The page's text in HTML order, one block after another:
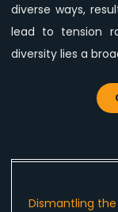
diverse ways,
lead to tension
diversity lies a
Dismantling the